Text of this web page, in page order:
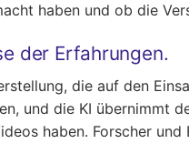
haben und ob die
der Erfahrungen.
die auf den
und die KI übernimmt
haben. Forscher